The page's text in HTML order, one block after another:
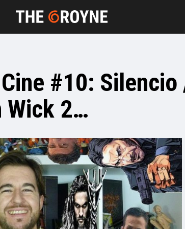
#10: Silencio
Wick 2…